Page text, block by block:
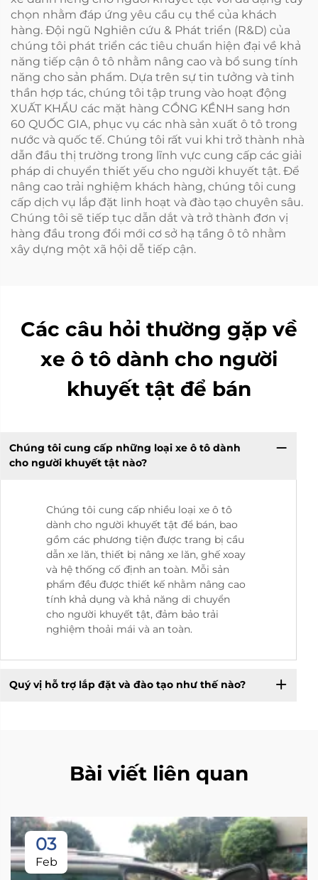
chọn nhằm đáp ứng yêu cầu cụ thể của khách
hàng. Đội ngũ Nghiên cứu & Phát triển (R&D) của
chúng tôi phát triển các tiêu chuẩn hiện đại về khả
năng tiếp cận ô tô nhằm nâng cao và bổ sung tính
năng cho sản phẩm. Dựa trên sự tin tưởng và tinh
thần hợp tác, chúng tôi tập trung vào hoạt động
XUẤT KHẨU các mặt hàng CỒNG KỀNH sang hơn
60 QUỐC GIA, phục vụ các nhà sản xuất ô tô trong
nước và quốc tế. Chúng tôi rất vui khi trở thành nhà
dẫn đầu thị trường trong lĩnh vực cung cấp các giải
pháp di chuyển thiết yếu cho người khuyết tật. Để
nâng cao trải nghiệm khách hàng, chúng tôi cung
cấp dịch vụ lắp đặt linh hoạt và đào tạo chuyên sâu.
Chúng tôi sẽ tiếp tục dẫn dắt và trở thành đơn vị
hàng đầu trong đổi mới cơ sở hạ tầng ô tô nhằm
xây dựng một xã hội dễ tiếp cận.
Các câu hỏi thường gặp về
xe ô tô dành cho người
khuyết tật để bán
Chúng tôi cung cấp những loại xe ô tô dành
cho người khuyết tật nào?
Chúng tôi cung cấp nhiều loại xe ô tô
dành cho người khuyết tật để bán, bao
gồm các phương tiện được trang bị cầu
dẫn xe lăn, thiết bị nâng xe lăn, ghế xoay
và hệ thống cố định an toàn. Mỗi sản
phẩm đều được thiết kế nhằm nâng cao
tính khả dụng và khả năng di chuyển
cho người khuyết tật, đảm bảo trải
nghiệm thoải mái và an toàn.
Quý vị hỗ trợ lắp đặt và đào tạo như thế nào?
Bài viết liên quan
03
Feb